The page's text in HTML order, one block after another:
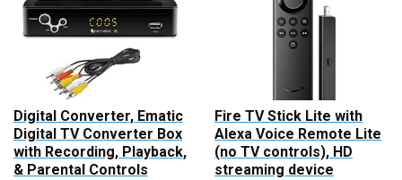
Digital Converter, Ematic
Digital TV Converter Box
with Recording, Playback,
& Parental Controls
Fire TV Stick Lite with
Alexa Voice Remote Lite
(no TV controls), HD
streaming device